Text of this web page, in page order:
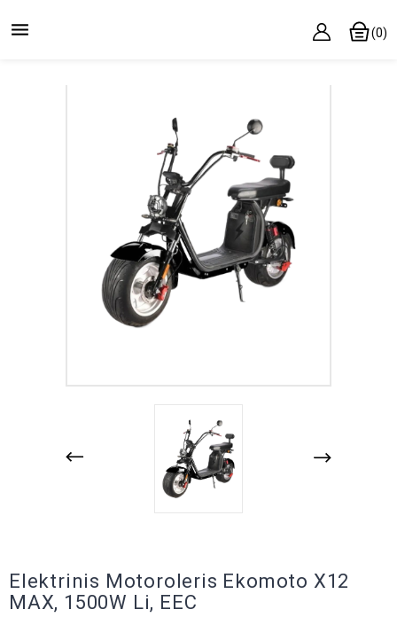
 (0)
Elektrinis Motoroleris Ekomoto X12
MAX, 1500W Li, EEC